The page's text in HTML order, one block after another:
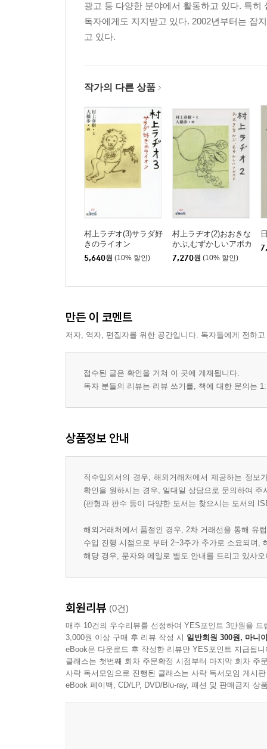
광고 등 다양한 분야에서 활동하고 있다. 특
독자에게도 지지받고 있다. 2002년부터는 잡
고 있다.
작가의 다른 상품
村上ラヂオ(3)サラダ好
きのライオン
5,640원 (10% 할인)
村上ラヂオ(2)おおきな
かぶ,むずかしいアボカ
ド
7,270원 (10% 할인)
만든 이 코멘트
저자, 역자, 편집자를 위한 공간입니다. 독자들에게 전하
접수된 글은 확인을 거쳐 이 곳에 게재됩니다.
독자 분들의 리뷰는 리뷰 쓰기를, 책에 대한 문의는
상품정보 안내
직수입외서의 경우, 해외거래처에서 제공하는 정
확인을 원하시는 경우, 일대일 상담으로 문의하여 주
(판형과 판수 등이 다양한 도서는 찾으시는 도서의
해외거래처에서 품절인 경우, 2차 거래선을 통해 유
수입 진행 시점으로 부터 2~3주가 추가로 소요되며,
해당 경우, 문자와 메일로 별도 안내를 드리고 있사
회원리뷰 (0건)
매주 10건의 우수리뷰를 선정하여 YES포인트 3만원을 드
3,000원 이상 구매 후 리뷰 작성 시 일반회원 300원, 마니
eBook은 다운로드 후 작성한 리뷰만 YES포인트 지급됩니
클래스는 첫번째 회차 주문확정 시점부터 마지막 회차 주
사락 독서모임으로 진행된 클래스는 사락 독서모임 게시
eBook 페이백, CD/LP, DVD/Blu-ray, 패션 및 판매금지 상